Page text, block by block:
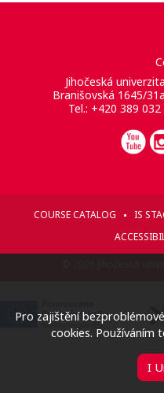
Jihočeská
Branišovská 1645/
Tel.: +420 389
COURSE CATALOG IS
Pro zajištění
cookies. Používáním
I